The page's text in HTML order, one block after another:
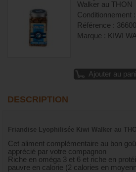
Walker au THON
Conditionnement
Référence :
Marque : KIWI
Ajouter au
DESCRIPTION
Friandise Lyophilisée Kiwi Walker au
Cet aliment complémentaire au bon
apprécié par votre compagnon
Riche en oméga 3 et 6 et riche en
pauvre en calorie (2 calories en